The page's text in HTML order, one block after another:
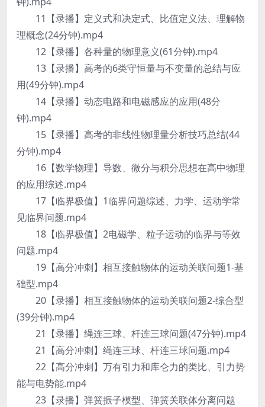
11【录播】定义式和决定式、比值定义法、理解物
理概念(24分钟).mp4
12【录播】各种量的物理意义(61分钟).mp4
13【录播】高考的6类守恒量与不变量的总结与应
用(49分钟).mp4
14【录播】动态电路和电磁感应的应用(48分
钟).mp4
15【录播】高考的非线性物理量分析技巧总结(44
分钟).mp4
16【数学物理】导数、微分与积分思想在高中物理
的应用综述.mp4
17【临界极值】1临界问题综述、力学、运动学常
见临界问题.mp4
18【临界极值】2电磁学、粒子运动的临界与等效
问题.mp4
19【高分冲刺】相互接触物体的运动关联问题1-基
础型.mp4
20【录播】相互接触物体的运动关联问题2-综合型
(39分钟).mp4
21【录播】绳连三球、杆连三球问题(47分钟).mp4
21【高分冲刺】绳连三球、杆连三球问题.mp4
22【高分冲刺】万有引力和库仑力的类比、引力势
能与电势能.mp4
23【录播】弹簧振子模型、弹簧关联体分离问题